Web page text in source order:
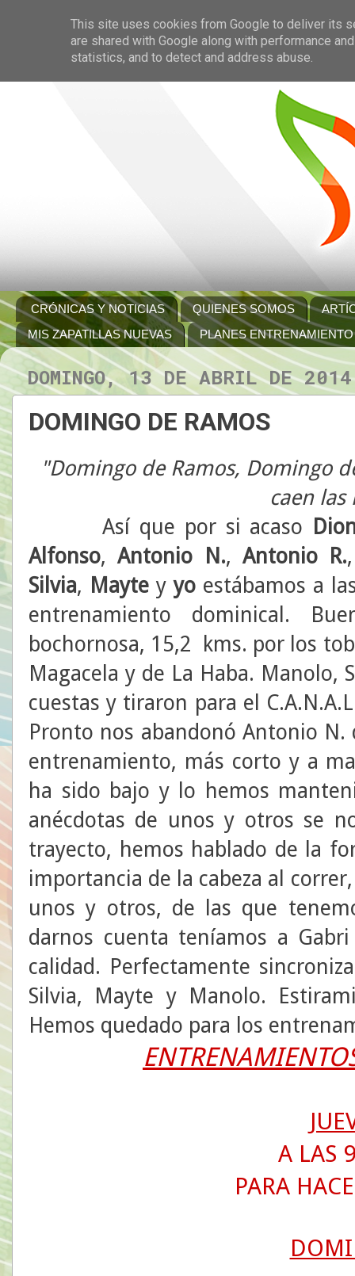
CRÓNICAS Y NOTICIAS QUIENES SOMOS
MIS ZAPATILLAS NUEVAS
PLANES ENTRENAMIENTO
DOMINGO, 13 DE ABRIL DE 2014
DOMINGO DE RAMOS
"Domingo de Ramos, Domingo
caen
Así que por si acaso
Alfonso,Antonio N., Antonio R.
Silvia, Mayte yyo estábamos a
entrenamiento dominical.
bochornosa, 15,2 kms. por los
Magacela y de La Haba. Manolo,
cuestas y tiraron para el
Pronto nos abandonó Antonio
entrenamiento, más corto y a
ha sido bajo y lo hemos
anécdotas de unos y otros se
trayecto, hemos hablado de la
importancia de la cabeza al
unos y otros, de las que
darnos cuenta teníamos a
calidad. Perfectamente
Silvia, Mayte y Manolo.
Hemos quedado para los
A LAS
PARA
This site uses cookies from Google to deliver its
are shared with Google along with performance
statistics, and to detect and address abuse.